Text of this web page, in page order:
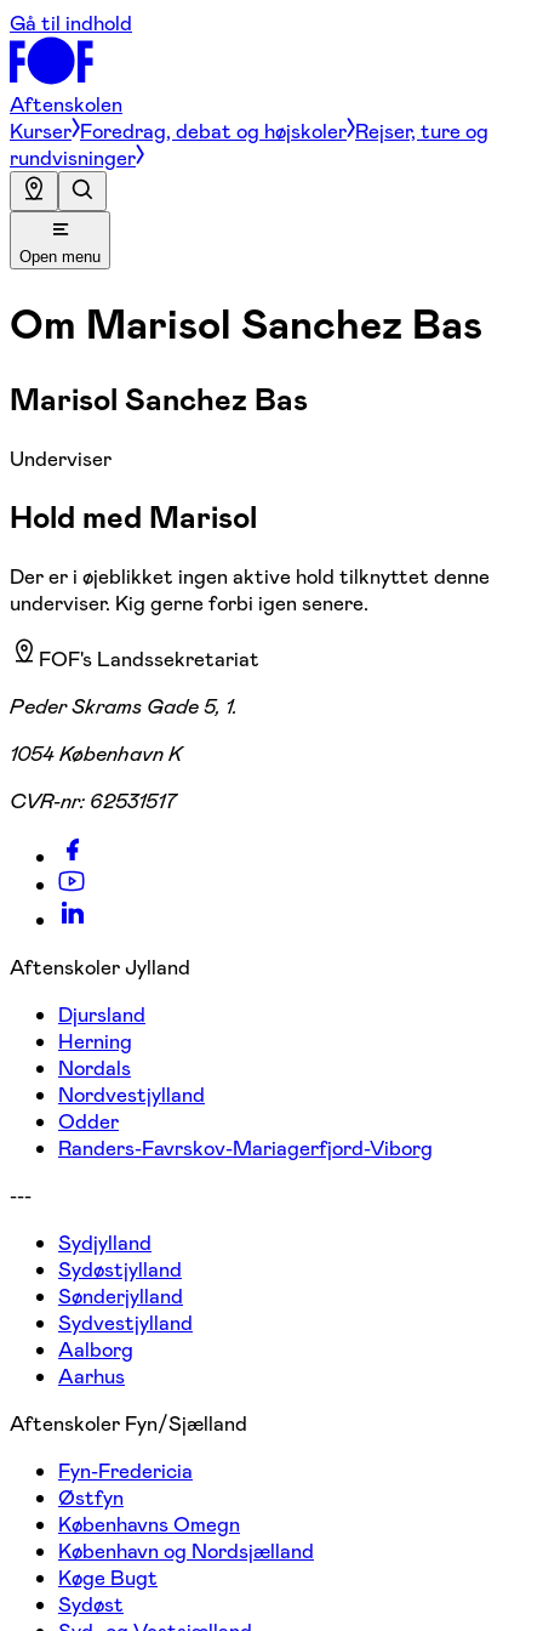
Gå til indhold
Aftenskolen
Kurser Foredrag, debat og højskoler Rejser, ture og
rundvisninger
Open menu
Om Marisol Sanchez Bas
Marisol Sanchez Bas
Underviser
Hold med Marisol
Der er i øjeblikket ingen aktive hold tilknyttet denne
underviser. Kig gerne forbi igen senere.
FOF's Landssekretariat
Peder Skrams Gade 5, 1.
1054 København K
CVR-nr: 62531517
Aftenskoler Jylland
Djursland
Herning
Nordals
Nordvestjylland
Odder
Randers-Favrskov-Mariagerfjord-Viborg
---
Sydjylland
Sydøstjylland
Sønderjylland
Sydvestjylland
Aalborg
Aarhus
Aftenskoler Fyn/Sjælland
Fyn-Fredericia
Østfyn
Københavns Omegn
København og Nordsjælland
Køge Bugt
Sydøst